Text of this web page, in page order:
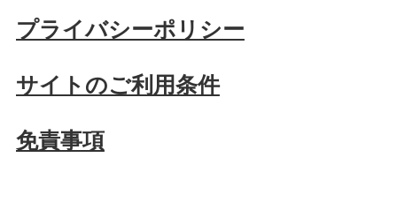
プライバシーポリシー
サイトのご利用条件
免責事項